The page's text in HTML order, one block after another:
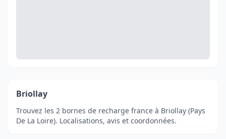
Briollay
Trouvez les 2 bornes de recharge france à Briollay (Pays
De La Loire). Localisations, avis et coordonnées.